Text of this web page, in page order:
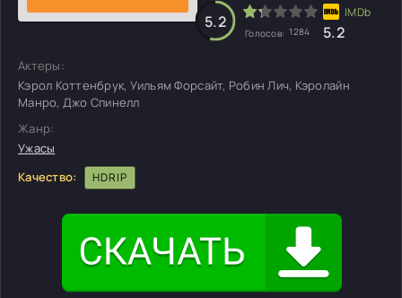
5.2
Голосов: 1284 5.2
Актеры:
Кэрол Коттенбрук, Уильям Форсайт, Робин Лич, Кэролайн
Манро, Джо Спинелл
Жанр:
Ужасы
Качество:
HDRIP